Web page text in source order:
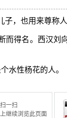
子，也用来尊称
而得名。西汉刘
水性杨花的人。
一扫
继续浏览此页面